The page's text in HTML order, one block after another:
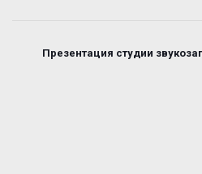
Презентация студии